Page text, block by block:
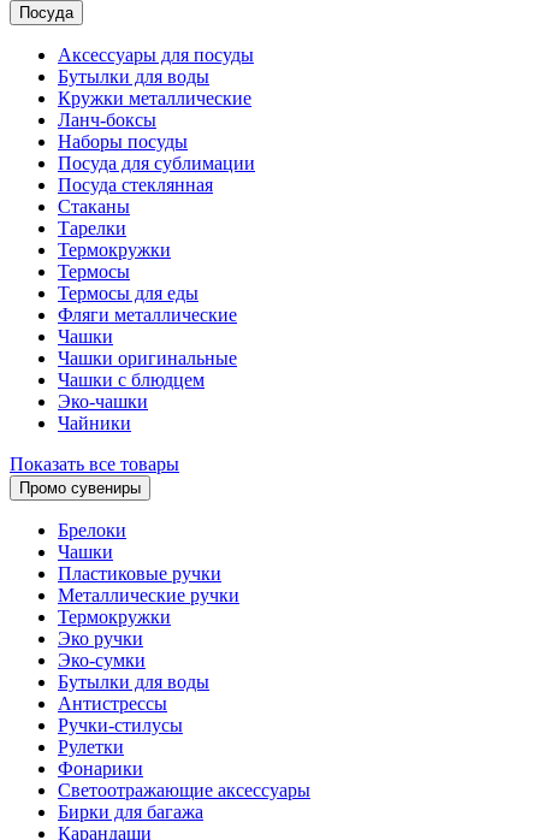
Посуда
Аксессуары для посуды
Бутылки для воды
Кружки металлические
Ланч-боксы
Наборы посуды
Посуда для сублимации
Посуда стеклянная
Стаканы
Тарелки
Термокружки
Термосы
Термосы для еды
Фляги металлические
Чашки
Чашки оригинальные
Чашки с блюдцем
Эко-чашки
Чайники
Показать все товары
Промо сувениры
Брелоки
Чашки
Пластиковые ручки
Металлические ручки
Термокружки
Эко ручки
Эко-сумки
Бутылки для воды
Антистрессы
Ручки-стилусы
Рулетки
Фонарики
Светоотражающие аксессуары
Бирки для багажа
Карандаши